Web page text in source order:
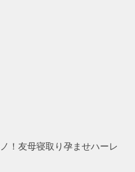
！友母寝取り孕ませハーレ